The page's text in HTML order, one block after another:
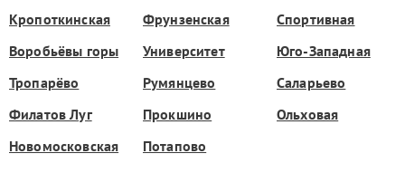
Кропоткинская
Фрунзенская
Спортивная
Воробьёвы горы
Университет
Юго-Западная
Тропарёво
Румянцево
Саларьево
Филатов Луг
Прокшино
Ольховая
Новомосковская
Потапово